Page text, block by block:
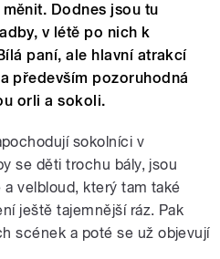
Dodnes jsou tu
v létě po nich k
paní, ale hlavní atrakcí
především pozoruhodná
orli a sokoli.
sokolníci v
se děti trochu bály, jsou
a velbloud, který tam také
ještě tajemnější ráz. Pak
scének a poté se už objevují